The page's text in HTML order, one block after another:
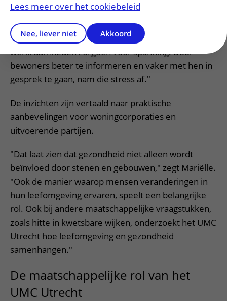
"Wat opviel, was dat niet zozeer geluidsoverlast
stress veroorzaakte," vertelt Mariëlle. "Vooral de
onzekerheid en onduidelijkheid rondom de
werkzaamheden zorgden voor spanning. Door
bewoners beter te informeren en vaker met hen in
gesprek te gaan, nam die stress af."
De inzichten zijn vertaald naar praktische
aanbevelingen voor woningcorporaties en
uitvoerende partijen.
"Dat laat zien dat gezondheid niet alleen wordt
beïnvloed door stenen en gebouwen," zegt Mariëlle.
"Ook de manier waarop mensen veranderingen in
hun leefomgeving ervaren, speelt een belangrijke
rol. Ook bij andere maatschappelijke vraagstukken,
zoals hitte in kwetsbare wijken, onderzoekt het UMC
Utrecht hoe leefomgeving en gezondheid
samenhangen."
De maatschappelijke rol van het
UMC Utrecht
Lees meer over het cookiebeleid
Nee, liever niet Akkoord